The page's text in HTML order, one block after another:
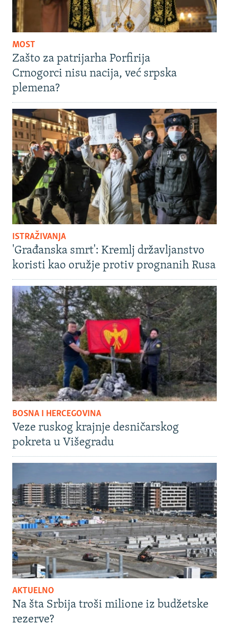
MOST
Zašto za patrijarha Porfirija
Crnogorci nisu nacija, već srpska
plemena?
ISTRAŽIVANJA
'Građanska smrt': Kremlj državljanstvo
koristi kao oružje protiv prognanih Rusa
BOSNA I HERCEGOVINA
Veze ruskog krajnje desničarskog
pokreta u Višegradu
AKTUELNO
Na šta Srbija troši milione iz budžetske
rezerve?